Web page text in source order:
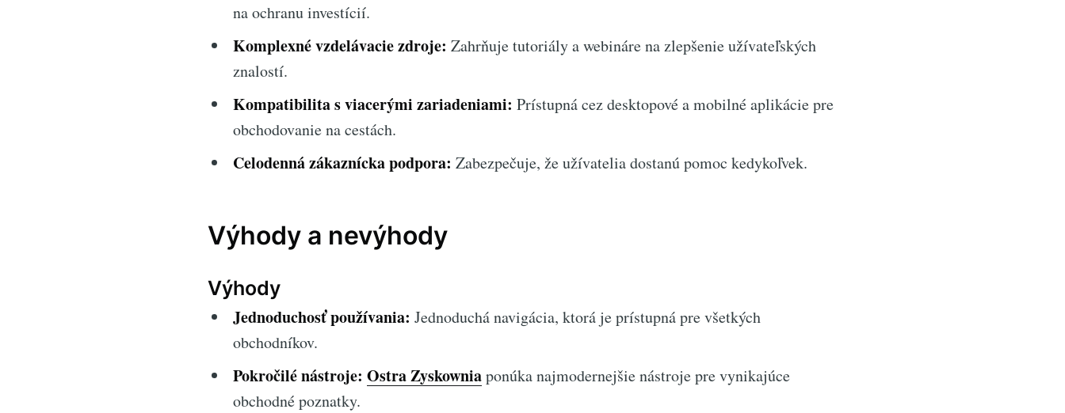
na ochranu investícií.
Komplexné vzdelávacie zdroje: Zahrňuje tutoriály a webináre na zlepšenie užívateľských
znalostí.
Kompatibilita s viacerými zariadeniami: Prístupná cez desktopové a mobilné aplikácie pre
obchodovanie na cestách.
Celodenná zákaznícka podpora: Zabezpečuje, že užívatelia dostanú pomoc kedykoľvek.
Výhody a nevýhody
Výhody
Jednoduchosť používania: Jednoduchá navigácia, ktorá je prístupná pre všetkých
obchodníkov.
Pokročilé nástroje: Ostra Zyskowniaponúka najmodernejšie nástroje pre vynikajúce
obchodné poznatky.